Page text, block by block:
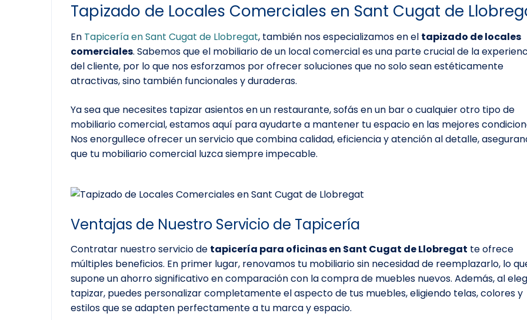
Tapizado de Locales Comerciales en Sant Cugat de
En Tapicería en Sant Cugat de Llobregat, también nos especializamos en el tapizado de locales
comerciales. Sabemos que el mobiliario de un local comercial es una parte crucial de la
del cliente, por lo que nos esforzamos por ofrecer soluciones que no solo sean estéticamente
atractivas, sino también funcionales y duraderas.
Ya sea que necesites tapizar asientos en un restaurante, sofás en un bar o cualquier otro tipo de
mobiliario comercial, estamos aquí para ayudarte a mantener tu espacio en las mejores
Nos enorgullece ofrecer un servicio que combina calidad, eficiencia y atención al detalle,
que tu mobiliario comercial luzca siempre impecable.
Ventajas de Nuestro Servicio de Tapicería
Contratar nuestro servicio de tapicería para oficinas en Sant Cugat de Llobregat te ofrece
múltiples beneficios. En primer lugar, renovamos tu mobiliario sin necesidad de reemplazarlo, lo
supone un ahorro significativo en comparación con la compra de muebles nuevos. Además, al
tapizar, puedes personalizar completamente el aspecto de tus muebles, eligiendo telas, colores y
estilos que se adapten perfectamente a tu marca y espacio.